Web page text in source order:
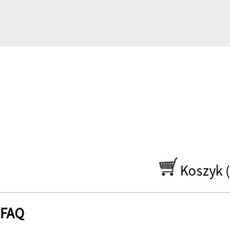
Koszyk (
FAQ